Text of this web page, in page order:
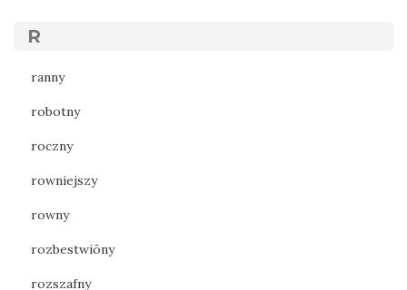
R
ranny
robotny
roczny
rowniejszy
rowny
rozbestwiōny
rozszafny